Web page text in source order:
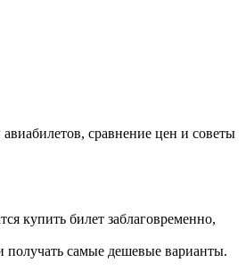
сравнение цен и советы
купить билет заблаговременно,
получать самые дешевые варианты.